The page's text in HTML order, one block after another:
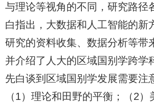
与理论等视角的不同，研究路径
白指出，大数据和人工智能的新
研究的资料收集、数据分析等带
并介绍了人大的区域国别学跨学
先白谈到区域国别学发展需要注
（1）理论和田野的平衡；（2